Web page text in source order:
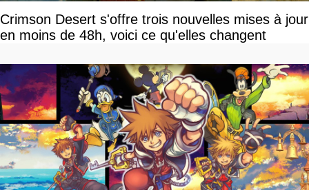
Crimson Desert s'offre trois nouvelles mises à jour
en moins de 48h, voici ce qu'elles changent